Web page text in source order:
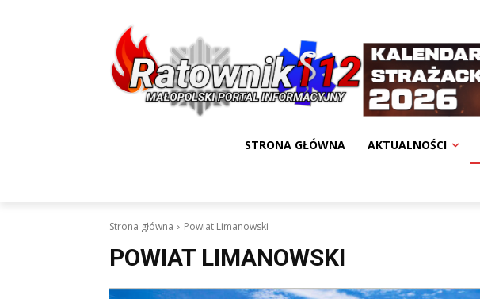
STRONA GŁÓWNA AKTUALNOŚCI
Strona główna Powiat Limanowski
POWIAT LIMANOWSKI